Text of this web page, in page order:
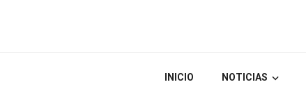
INICIO NOTICIAS